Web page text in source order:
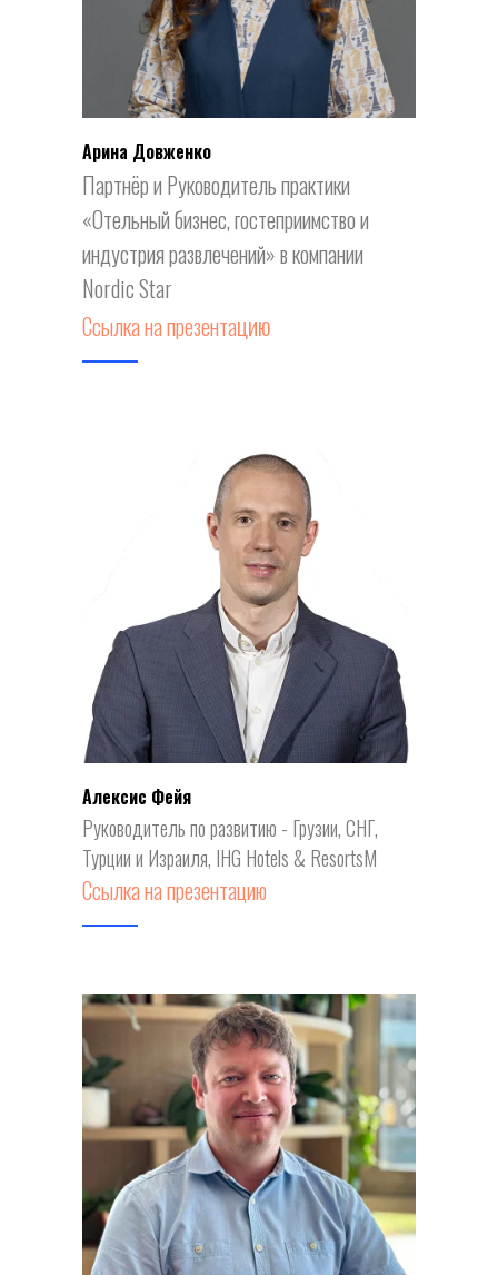
Арина Довженко
Партнёр и Руководитель практики
«Отельный бизнес, гостеприимство и
индустрия развлечений» в компании
Nordic Star
Ссылка на презентацию
Алексис Фейя
Руководитель по развитию - Грузии, СНГ,
Турции и Израиля, IHG Hotels & ResortsМ
Ссылка на презентацию